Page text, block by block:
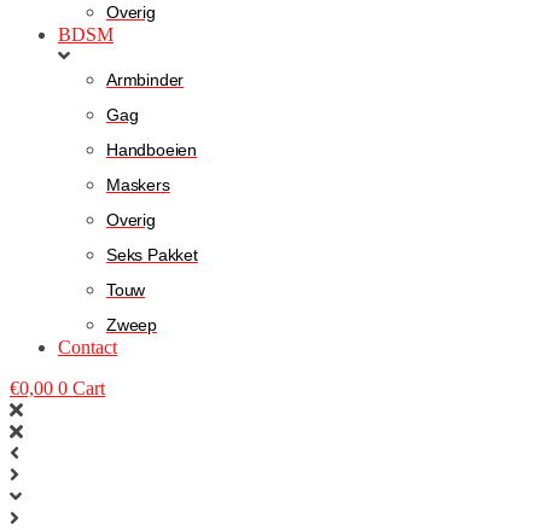
Overig
BDSM
Armbinder
Gag
Handboeien
Maskers
Overig
Seks Pakket
Touw
Zweep
Contact
€0,00 0 Cart